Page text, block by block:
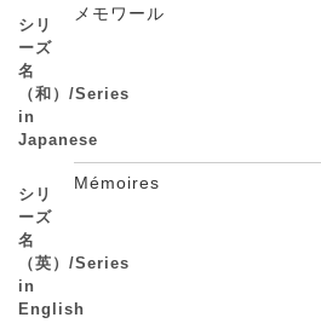
シリ
ーズ
名
（和）/Series
in
Japanese
メモワール
シリ
ーズ
名
（英）/Series
in
English
Mémoires